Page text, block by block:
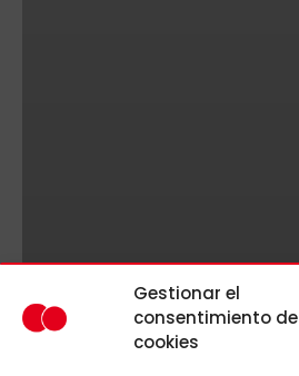
Gestionar el
consentimiento
cookies